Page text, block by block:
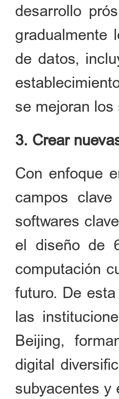
desarrollo
gradualmente
de datos,
se mejoran
3. Crear
Con enfoque
campos
softwares
el diseño de
computación
futuro. De
las
Beijing,
digital
subyacentes y